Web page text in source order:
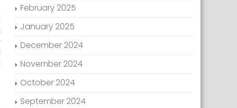
February 2025
January 2025
December 2024
November 2024
October 2024
September 2024